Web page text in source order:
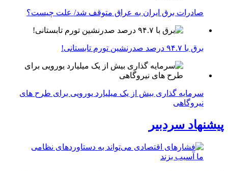
صادرات برق ایران به عراق متوقف شد/ علت چیست؟
برق با ۹۴.۷ درصد صدرنشین تورم تابستانی!
سرمایه گذاری بیش از یک میلیارد یورویی برای طرح های
نیروگاهی
پیشنهاد سردبیر